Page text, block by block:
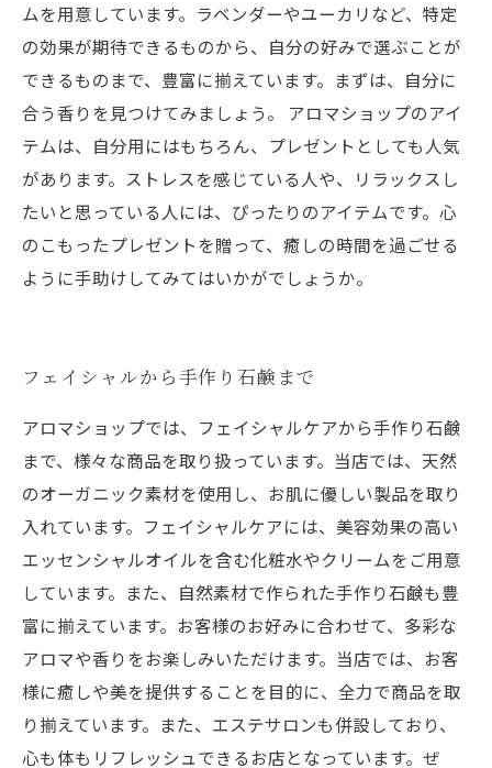
ムを用意しています。ラベンダーやユーカリなど、特定
の効果が期待できるものから、自分の好みで選ぶことが
できるものまで、豊富に揃えています。まずは、自分に
合う香りを見つけてみましょう。 アロマショップのアイ
テムは、自分用にはもちろん、プレゼントとしても人気
があります。ストレスを感じている人や、リラックスし
たいと思っている人には、ぴったりのアイテムです。心
のこもったプレゼントを贈って、癒しの時間を過ごせる
ように手助けしてみてはいかがでしょうか。
フェイシャルから手作り石鹸まで
アロマショップでは、フェイシャルケアから手作り石鹸
まで、様々な商品を取り扱っています。当店では、天然
のオーガニック素材を使用し、お肌に優しい製品を取り
入れています。フェイシャルケアには、美容効果の高い
エッセンシャルオイルを含む化粧水やクリームをご用意
しています。また、自然素材で作られた手作り石鹸も豊
富に揃えています。お客様のお好みに合わせて、多彩な
アロマや香りをお楽しみいただけます。当店では、お客
様に癒しや美を提供することを目的に、全力で商品を取
り揃えています。また、エステサロンも併設しており、
心も体もリフレッシュできるお店となっています。ぜ